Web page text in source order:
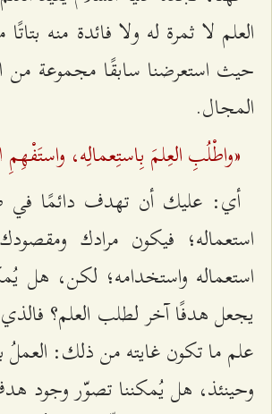
العلم لا ثمرة له ولا فائدة منه
حيث استعرضنا سابقًا مجموعة من
المجال.
«واطْلُبِ العِلمَ بِاستِعمالِه،
أي: عليك أن تهدف دائمًا في
استعماله؛ فيكون مرادك
استعماله واستخدامه؛ لكن، هل
يجعل هدفًا آخر لطلب العلم؟
علم ما تكون غايته من ذلك: العملُ
وحينئذ، هل يُمكننا تصوّر وجود